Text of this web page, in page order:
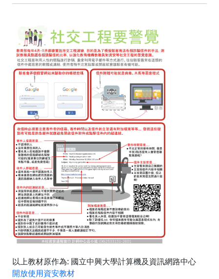
以上教材原作為: 國立中興大學計算機及資訊網路中心
開放使用資安教材